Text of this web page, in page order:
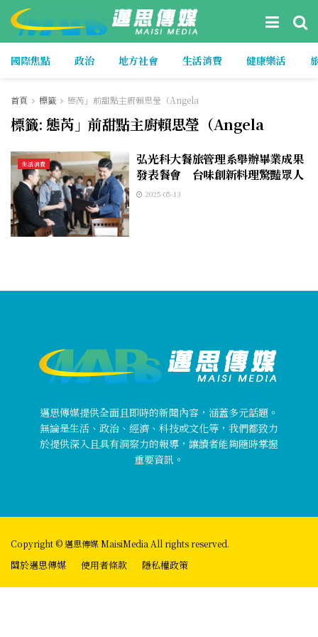
國際焦點 政治 地方社會 生活消費 健康樂活
首頁 標籤 態芮」前甜點主廚賴思瑩（Angela
標籤:態芮」前甜點主廚賴思瑩（Angela
生活消費
弘光科大餐旅管理系舉辦畢業成果
發表餐會 台味創新料理驚豔眾人
2025-05-13
邁思傳媒提供全面且即時的新聞內容，涵蓋多元話題。
無論是生活、政治、經濟、科技或文化等，我們都致力
於提供深入且具有洞察力的報導，讓讀者能夠隨時掌握
重要資訊。
Copyright © 邁思傳媒 MaisiMedia All rights reserved.
關於邁思傳媒 使用者條款 隱私權政策